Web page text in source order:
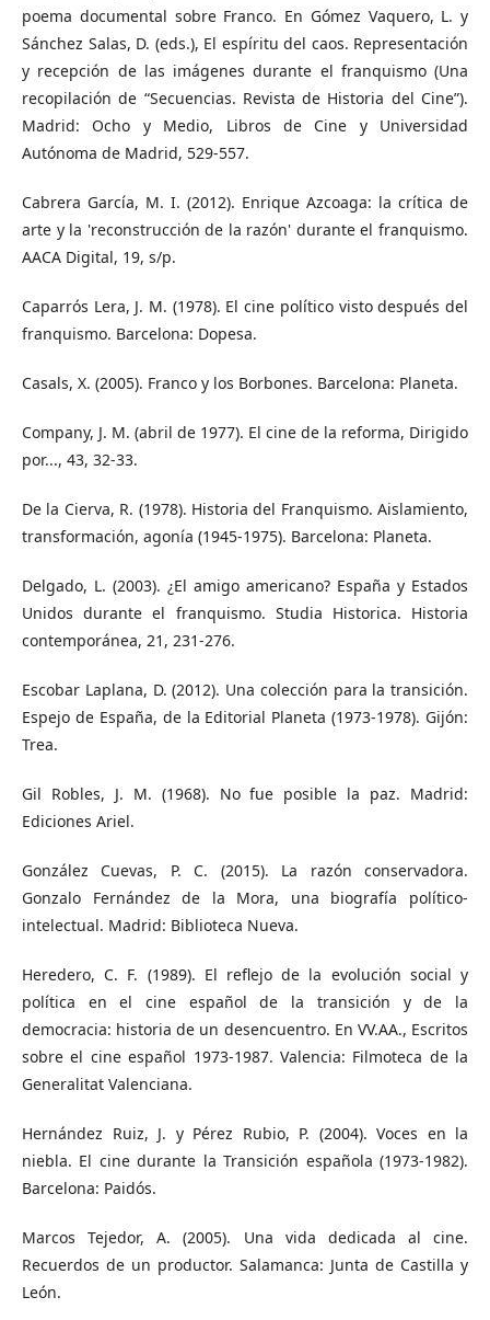
poema documental sobre Franco. En Gómez Vaquero, L. y
Sánchez Salas, D. (eds.), El espíritu del caos. Representación
y recepción de las imágenes durante el franquismo (Una
recopilación de “Secuencias. Revista de Historia del Cine”).
Madrid: Ocho y Medio, Libros de Cine y Universidad
Autónoma de Madrid, 529-557.
Cabrera García, M. I. (2012). Enrique Azcoaga: la crítica de
arte y la 'reconstrucción de la razón' durante el franquismo.
AACA Digital, 19, s/p.
Caparrós Lera, J. M. (1978). El cine político visto después del
franquismo. Barcelona: Dopesa.
Casals, X. (2005). Franco y los Borbones. Barcelona: Planeta.
Company, J. M. (abril de 1977). El cine de la reforma, Dirigido
por..., 43, 32-33.
De la Cierva, R. (1978). Historia del Franquismo. Aislamiento,
transformación, agonía (1945-1975). Barcelona: Planeta.
Delgado, L. (2003). ¿El amigo americano? España y Estados
Unidos durante el franquismo. Studia Historica. Historia
contemporánea, 21, 231-276.
Escobar Laplana, D. (2012). Una colección para la transición.
Espejo de España, de la Editorial Planeta (1973-1978). Gijón:
Trea.
Gil Robles, J. M. (1968). No fue posible la paz. Madrid:
Ediciones Ariel.
González Cuevas, P. C. (2015). La razón conservadora.
Gonzalo Fernández de la Mora, una biografía político-
intelectual. Madrid: Biblioteca Nueva.
Heredero, C. F. (1989). El reflejo de la evolución social y
política en el cine español de la transición y de la
democracia: historia de un desencuentro. En VV.AA., Escritos
sobre el cine español 1973-1987. Valencia: Filmoteca de la
Generalitat Valenciana.
Hernández Ruiz, J. y Pérez Rubio, P. (2004). Voces en la
niebla. El cine durante la Transición española (1973-1982).
Barcelona: Paidós.
Marcos Tejedor, A. (2005). Una vida dedicada al cine.
Recuerdos de un productor. Salamanca: Junta de Castilla y
León.